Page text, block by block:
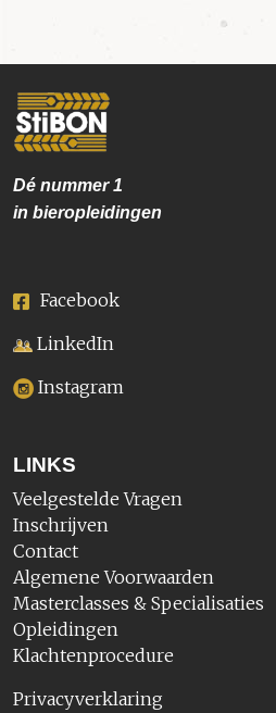
Dé nummer1
in bieropleidingen
Facebook
LinkedIn
Instagram
LINKS
Veelgestelde Vragen
Inschrijven
Contact
Algemene Voorwaarden
Masterclasses & Specialisaties
Opleidingen
Klachtenprocedure
Privacyverklaring